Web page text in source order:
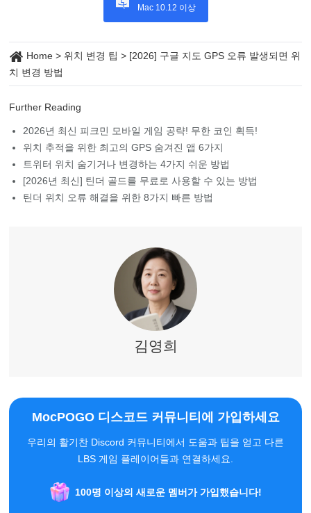
Mac 10.12 이상
Home> 위치 변경 팁 > [2026] 구글 지도 GPS 오류 발생되면 위
치 변경 방법
Further Reading
2026년 최신 피크민 모바일 게임 공략! 무한 코인 획득!
위치 추적을 위한 최고의 GPS 숨겨진 앱 6가지
트위터 위치 숨기거나 변경하는 4가지 쉬운 방법
[2026년 최신] 틴더 골드를 무료로 사용할 수 있는 방법
틴더 위치 오류 해결을 위한 8가지 빠른 방법
김영희
MocPOGO 디스코드 커뮤니티에 가입하세요
우리의 활기찬 Discord 커뮤니티에서 도움과 팁을 얻고 다른
LBS 게임 플레이어들과 연결하세요.
100명 이상의 새로운 멤버가 가입했습니다!